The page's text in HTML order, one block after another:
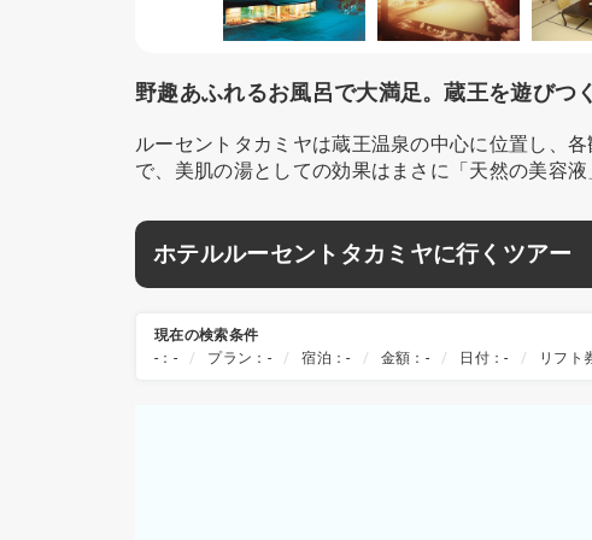
野趣あふれるお風呂で大満足。蔵王を遊びつ
ルーセントタカミヤは蔵王温泉の中心に位置し、
で、美肌の湯としての効果はまさに「天然の美容
ホテルルーセントタカミヤに行くツアー
現在の検索条件
-：-
プラン：- 宿泊：- 金額：- 日付：- リフト